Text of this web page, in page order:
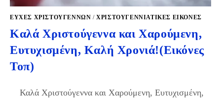
ΕΥΧΕΣ ΧΡΙΣΤΟΥΓΕΝΝΩΝ /ΧΡΙΣΤΟΥΓΕΝΝΙΆΤΙΚΕΣ ΕΙΚΌΝΕΣ
Καλά Χριστούγεννα και Χαρούμενη,
Ευτυχισμένη, Καλή Χρονιά!(Εικόνες
Τοπ)
Καλά Χριστούγεννα και Χαρούμενη, Ευτυχισμένη,